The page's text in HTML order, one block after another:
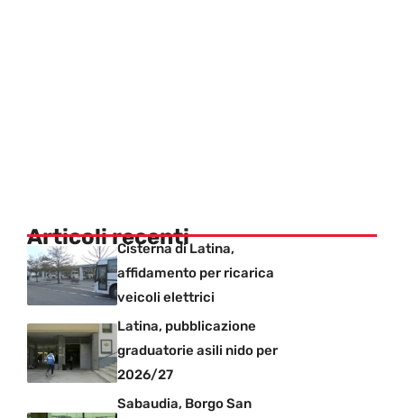
Articoli recenti
Cisterna di Latina,
affidamento per ricarica
veicoli elettrici
Latina, pubblicazione
graduatorie asili nido per
2026/27
Sabaudia, Borgo San